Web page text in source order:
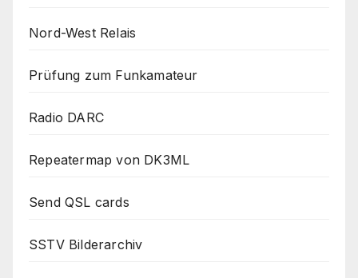
Nord-West Relais
Prüfung zum Funkamateur
Radio DARC
Repeatermap von DK3ML
Send QSL cards
SSTV Bilderarchiv